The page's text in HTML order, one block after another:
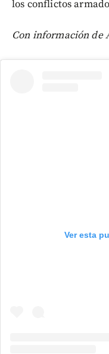
los conflictos
Con información de
Ver esta